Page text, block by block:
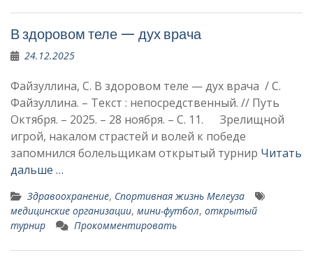
В здоровом теле — дух врача
24.12.2025
Файзуллина, С. В здоровом теле — дух врача / С.
Файзуллина. – Текст : непосредственный. // Путь
Октября. – 2025. – 28 ноября. – С. 11. Зрелищной
игрой, накалом страстей и волей к победе
запомнился болельщикам открытый турнир Читать
дальше …
Здравоохранение, Спортивная жизнь Мелеуза
медицинские организации, мини-футбол, открытый
турнир
Прокомментировать